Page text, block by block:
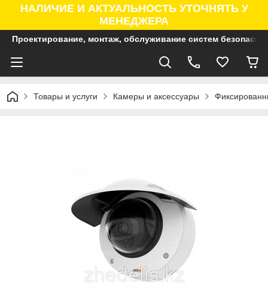
НАЛИЧИЕ И АКТУАЛЬНОСТЬ УТОЧНЯТЬ У
МЕНЕДЖЕРА
Проектирование, монтаж, обслуживание систем
Товары и услуги Камеры и аксессуары